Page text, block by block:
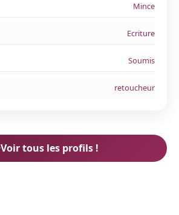
Mince
Ecriture
Soumis
retoucheur
Voir tous les profils !